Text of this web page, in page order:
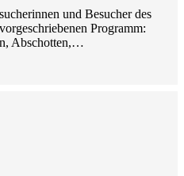
und Besucher des
Programm:
Abschotten,…